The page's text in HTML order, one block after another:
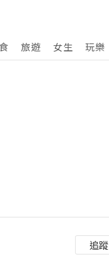
旅遊 女生 玩樂
追蹤